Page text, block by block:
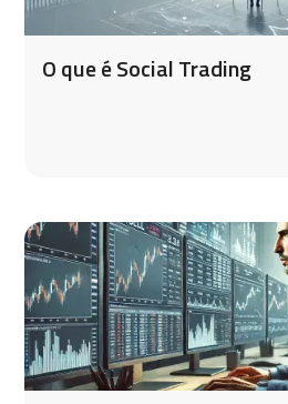
O que é Social Trading